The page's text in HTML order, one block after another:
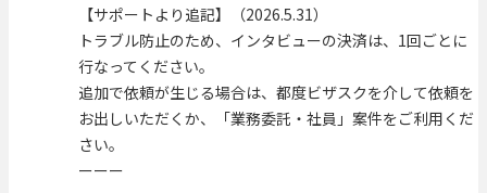
【サポートより追記】（2026.5.31）
トラブル防止のため、インタビューの決済は、1回ごとに
行なってください。
追加で依頼が生じる場合は、都度ビザスクを介して依頼を
お出しいただくか、「業務委託・社員」案件をご利用くだ
さい。
ーーー